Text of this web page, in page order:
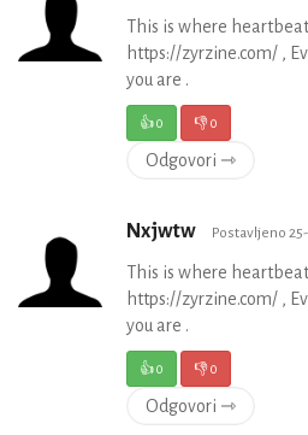
This is where
https://zyrzine.com/ ,
you are .
👍0 👎0
Odgovori ⇾
Nxjwtw Postavljeno
This is where
https://zyrzine.com/ ,
you are .
👍0 👎0
Odgovori ⇾